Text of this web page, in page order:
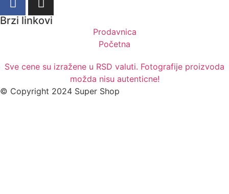
Brzi linkovi
Prodavnica
Početna
Sve cene su izražene u RSD valuti. Fotografije proizvoda
možda nisu autenticne!
© Copyright 2024 Super Shop